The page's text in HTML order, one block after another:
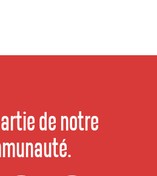
de notre